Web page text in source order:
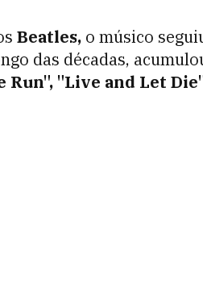
Beatles, o músico
das décadas,
Run", "Live and Let